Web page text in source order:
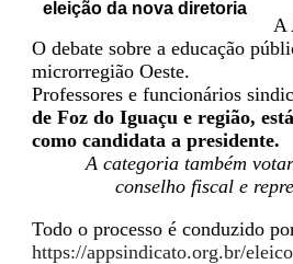
A
O debate sobre a educação
microrregião Oeste.
Professores e funcionários
de Foz do Iguaçu e região,
como candidata a presidente.
A categoria também
conselho fiscal e
Todo o processo é conduzido
https://appsindicato.org.br/